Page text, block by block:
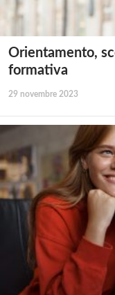
Orientamento,
formativa
29 novembre 2023